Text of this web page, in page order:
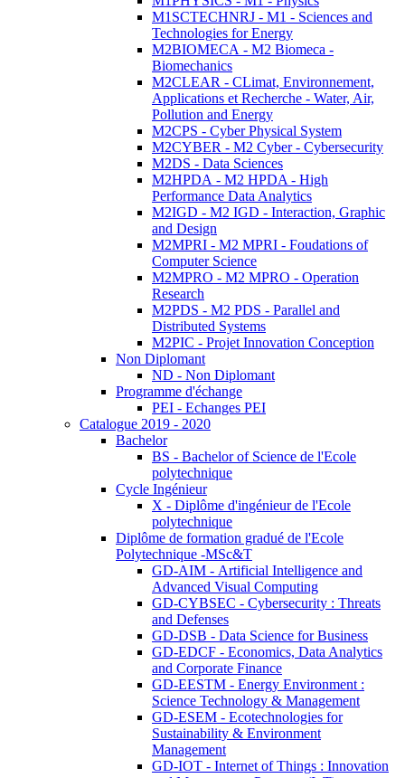
M1SCTECHNRJ - M1 - Sciences and
Technologies for Energy
M2BIOMECA - M2 Biomeca -
Biomechanics
M2CLEAR - CLimat, Environnement,
Applications et Recherche - Water, Air,
Pollution and Energy
M2CPS - Cyber Physical System
M2CYBER - M2 Cyber - Cybersecurity
M2DS - Data Sciences
M2HPDA - M2 HPDA - High
Performance Data Analytics
M2IGD - M2 IGD - Interaction, Graphic
and Design
M2MPRI - M2 MPRI - Foudations of
Computer Science
M2MPRO - M2 MPRO - Operation
Research
M2PDS - M2 PDS - Parallel and
Distributed Systems
M2PIC - Projet Innovation Conception
Non Diplomant
ND - Non Diplomant
Programme d'échange
PEI - Echanges PEI
Catalogue 2019 - 2020
Bachelor
BS - Bachelor of Science de l'Ecole
polytechnique
Cycle Ingénieur
X - Diplôme d'ingénieur de l'Ecole
polytechnique
Diplôme de formation gradué de l'Ecole
Polytechnique -MSc&T
GD-AIM - Artificial Intelligence and
Advanced Visual Computing
GD-CYBSEC - Cybersecurity : Threats
and Defenses
GD-DSB - Data Science for Business
GD-EDCF - Economics, Data Analytics
and Corporate Finance
GD-EESTM - Energy Environment :
Science Technology & Management
GD-ESEM - Ecotechnologies for
Sustainability & Environment
Management
GD-IOT - Internet of Things : Innovation